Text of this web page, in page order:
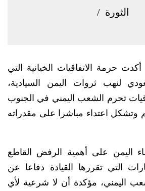
الثورة /
حرمة الاتفاقيات الخيانية التي
لنهب ثروات اليمن السيادية،
تحرم الشعب اليمني في الجنوب
وتشكل اعتداء مباشرا على مقدراته
اليمن على أهمية الرفض القاطع
التي تقررها القيادة دفاعا عن
اليمني، مؤكدة أن لا شرعية لأي